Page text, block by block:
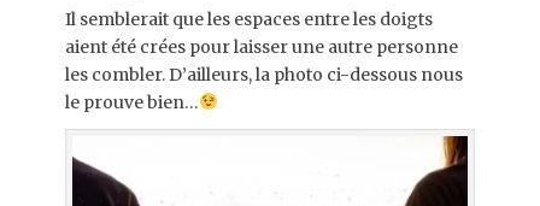
Il semblerait que les espaces entre les doigts
aient été crées pour laisser une autre personne
les combler. D’ailleurs, la photo ci-dessous nous
le prouve bien…